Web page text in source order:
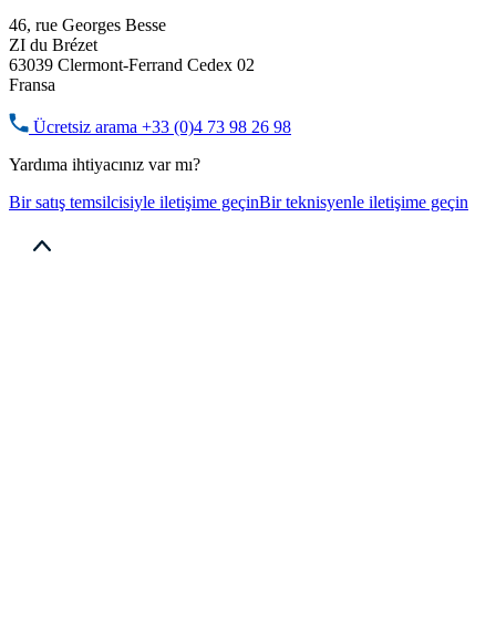
46, rue Georges Besse
ZI du Brézet
63039 Clermont-Ferrand Cedex 02
Fransa
Ücretsiz arama +33 (0)4 73 98 26 98
Yardıma ihtiyacınız var mı?
Bir satış temsilcisiyle iletişime geçinBir teknisyenle iletişime geçin